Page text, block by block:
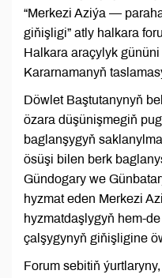
“Merkezi Aziýa —
giňişligi” atly halkara
Halkara araçylyk
Kararnamanyň
Döwlet Baştutanynyň
özara düşünişmegiň
baglanşygyň
ösüşi bilen berk
Gündogary we
hyzmat eden Merkezi
hyzmatdaşlygyň hem-
çalşygynyň giňişligine
Forum sebitiň